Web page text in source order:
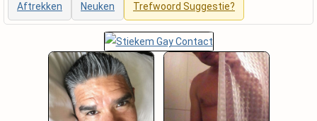
Aftrekken Neuken Trefwoord Suggestie?